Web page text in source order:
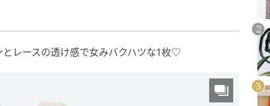
レースの透け感で女みバクハツな1枚♡